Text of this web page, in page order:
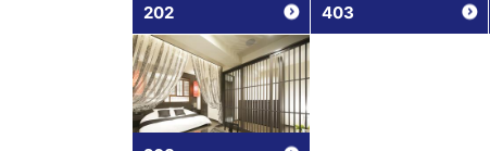
202 403